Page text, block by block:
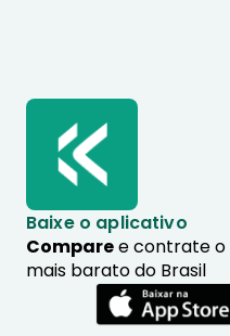
Baixe o aplicativo
Comparee contrate o
mais barato do Brasil